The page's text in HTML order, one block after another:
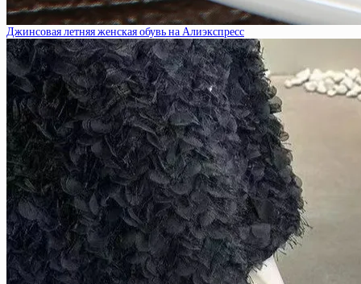
Джинсовая летняя женская обувь на Алиэкспресс